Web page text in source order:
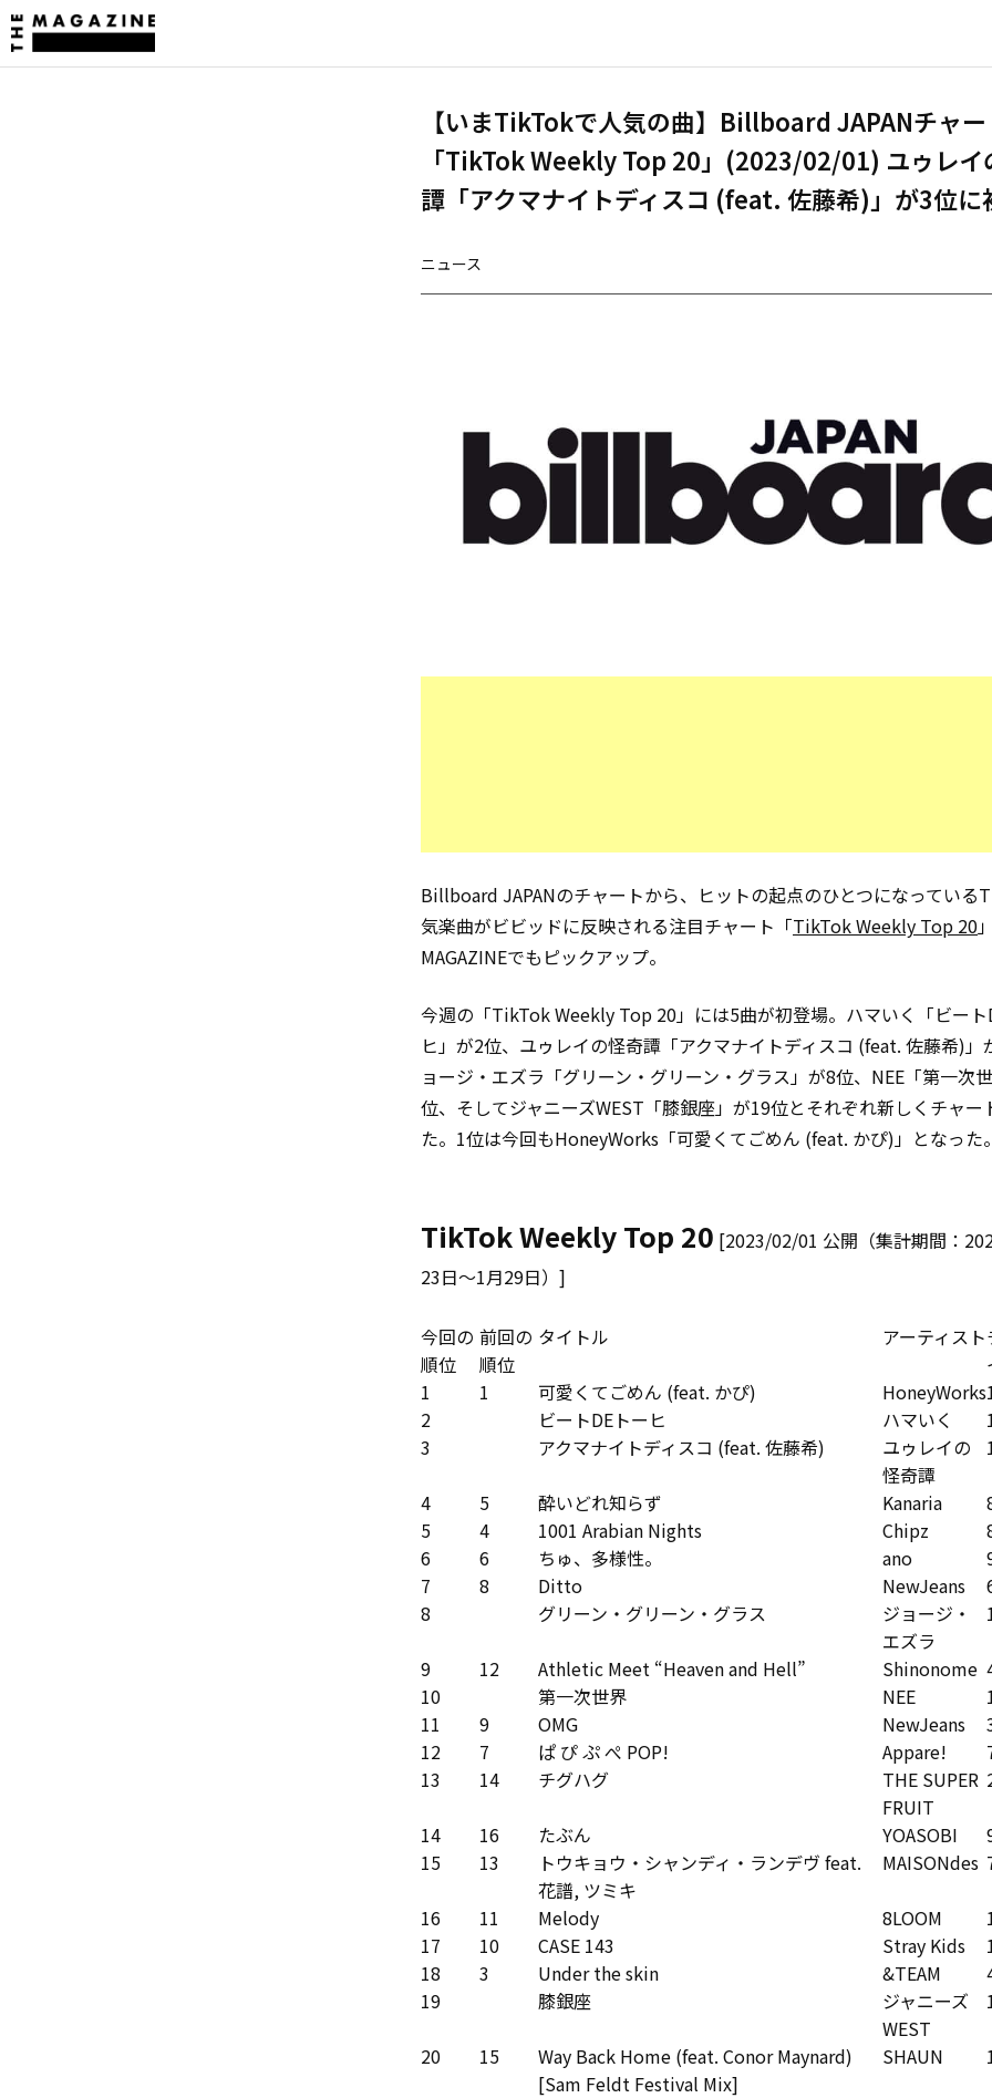
【いまTikTokで人気の曲】Billboard JAPANチャ
「TikTok Weekly Top 20」(2023/02/01) ユゥレイ
譚「アクマナイトディスコ (feat. 佐藤希)」が3位に
ニュース
Billboard JAPANのチャートから、ヒットの起点のひとつになっている
気楽曲がビビッドに反映される注目チャート「TikTok Weekly Top 20
MAGAZINEでもピックアップ。
今週の「TikTok Weekly Top 20」には5曲が初登場。ハマいく「ビート
ヒ」が2位、ユゥレイの怪奇譚「アクマナイトディスコ (feat. 佐藤希)」
ョージ・エズラ「グリーン・グリーン・グラス」が8位、NEE「第一次
位、そしてジャニーズWEST「膝銀座」が19位とそれぞれ新しくチャー
た。1位は今回もHoneyWorks「可愛くてごめん (feat. かぴ)」となった
TikTok Weekly Top 20 [2023/02/01 公開（集計期間：
23日～1月29日）]
今回の
順位
前回の
順位
タイトル アーティスト
1
1 可愛くてごめん (feat. かぴ) HoneyWorks
2
ビートDEトーヒ ハマいく
3
アクマナイトディスコ (feat. 佐藤希)
ユゥレイの
怪奇譚
4 5 酔いどれ知らず Kanaria
5
4 1001 Arabian Nights Chipz
6
6 ちゅ、多様性。 ano
7
8 Ditto NewJeans
8
グリーン・グリーン・グラス
ジョージ・
エズラ
9 12 Athletic Meet “Heaven and Hell” Shinonome
10
第一次世界 NEE
11
9 OMG NewJeans
12
7 ぱ ぴ ぷ ぺ POP! Appare!
13
14 チグハグ
THE SUPER
FRUIT
14 16 たぶん YOASOBI
15
13
トウキョウ・シャンディ・ランデヴ feat.
花譜, ツミキ
MAISONdes
16 11 Melody 8LOOM
17
10 CASE 143 Stray Kids
18
3 Under the skin &TEAM
19
膝銀座
ジャニーズ
WEST
20 15
Way Back Home (feat. Conor Maynard)
[Sam Feldt Festival Mix]
SHAUN